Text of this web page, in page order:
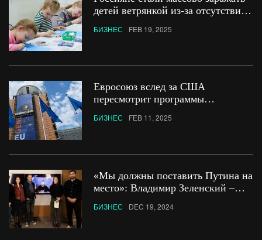
детей ветрянкой из-за отсутствия
БИЗНЕС FEB 19, 2025
Евросоюз вслед за США
пересмотрит программы
БИЗНЕС FEB 11, 2025
«Мы должны поставить Путина на
место»: Владимир Зеленский –
БИЗНЕС DEC 19, 2024